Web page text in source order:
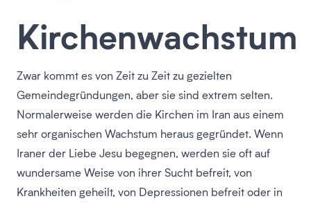
Kirchenwachstum
Zwar kommt es von Zeit zu Zeit zu gezielten
Gemeindegründungen, aber sie sind extrem selten.
Normalerweise werden die Kirchen im Iran aus einem
sehr organischen Wachstum heraus gegründet. Wenn
Iraner der Liebe Jesu begegnen, werden sie oft auf
wundersame Weise von ihrer Sucht befreit, von
Krankheiten geheilt, von Depressionen befreit oder in